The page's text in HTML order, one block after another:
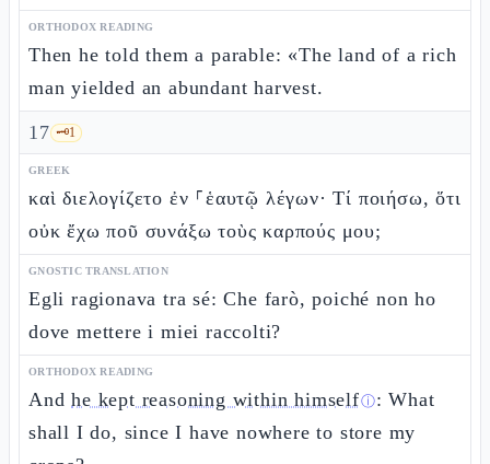
ORTHODOX READING
Then he told them a parable: «The land of a rich
man yielded an abundant harvest.
17 🗝️1
GREEK
καὶ διελογίζετο ἐν ⸀ἑαυτῷ λέγων· Τί ποιήσω, ὅτι
οὐκ ἔχω ποῦ συνάξω τοὺς καρπούς μου;
GNOSTIC TRANSLATION
Egli ragionava tra sé: Che farò, poiché non ho
dove mettere i miei raccolti?
ORTHODOX READING
Andhe kept reasoning within himselfⓘ: What
shall I do, since I have nowhere to store my